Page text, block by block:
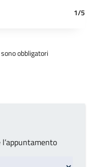
1/5
obbligatori